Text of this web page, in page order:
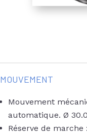
MOUVEMENT
Mouvement
automatique. Ø
Réserve de marche